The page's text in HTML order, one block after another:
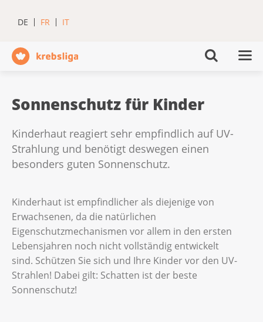
DE FR IT
Sonnenschutz für Kinder
Kinderhaut reagiert sehr empfindlich auf UV-
Strahlung und benötigt deswegen einen
besonders guten Sonnenschutz.
Kinderhaut ist empfindlicher als diejenige von
Erwachsenen, da die natürlichen
Eigenschutzmechanismen vor allem in den ersten
Lebensjahren noch nicht vollständig entwickelt
sind. Schützen Sie sich und Ihre Kinder vor den UV-
Strahlen! Dabei gilt: Schatten ist der beste
Sonnenschutz!